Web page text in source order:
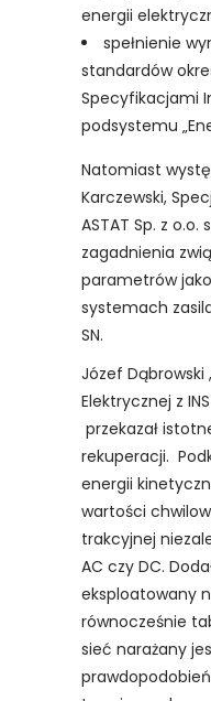
energii
spełnienie
standardów
Specyfikacjami
podsystemu
Natomiast
Karczewski,
ASTAT Sp. z
zagadnienia
parametrów
systemach
SN.
Józef Dąbrowski
Elektrycznej z
przekazał
rekuperacji.
energii
wartości
trakcyjnej
AC czy DC.
eksploatowany
równocześnie
sieć narażany